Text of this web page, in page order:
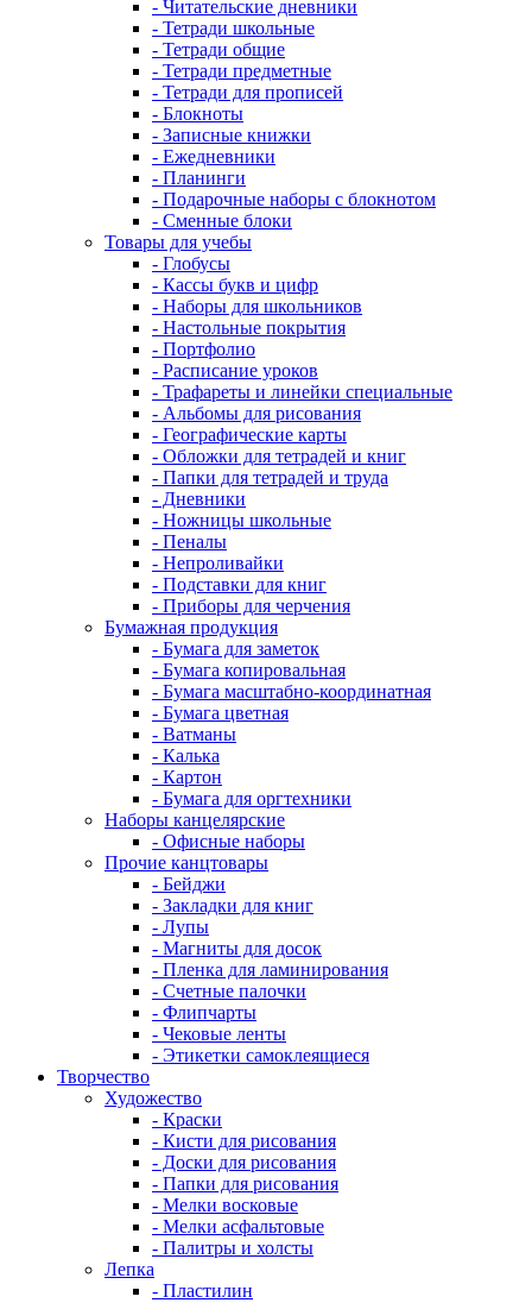
- Читательские дневники
- Тетради школьные
- Тетради общие
- Тетради предметные
- Тетради для прописей
- Блокноты
- Записные книжки
- Ежедневники
- Планинги
- Подарочные наборы с блокнотом
- Сменные блоки
Товары для учебы
- Глобусы
- Кассы букв и цифр
- Наборы для школьников
- Настольные покрытия
- Портфолио
- Расписание уроков
- Трафареты и линейки специальные
- Альбомы для рисования
- Географические карты
- Обложки для тетрадей и книг
- Папки для тетрадей и труда
- Дневники
- Ножницы школьные
- Пеналы
- Непроливайки
- Подставки для книг
- Приборы для черчения
Бумажная продукция
- Бумага для заметок
- Бумага копировальная
- Бумага масштабно-координатная
- Бумага цветная
- Ватманы
- Калька
- Картон
- Бумага для оргтехники
Наборы канцелярские
- Офисные наборы
Прочие канцтовары
- Бейджи
- Закладки для книг
- Лупы
- Магниты для досок
- Пленка для ламинирования
- Счетные палочки
- Флипчарты
- Чековые ленты
- Этикетки самоклеящиеся
Творчество
Художество
- Краски
- Кисти для рисования
- Доски для рисования
- Папки для рисования
- Мелки восковые
- Мелки асфальтовые
- Палитры и холсты
Лепка
- Пластилин